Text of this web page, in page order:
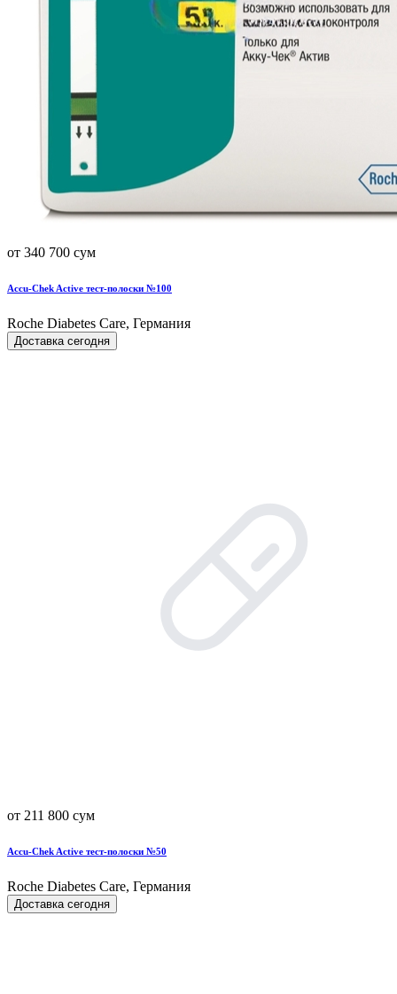
от 340 700 сум
Accu-Chek Active тест-полоски №100
Roche Diabetes Care, Германия
Доставка сегодня
от 211 800 сум
Accu-Chek Active тест-полоски №50
Roche Diabetes Care, Германия
Доставка сегодня